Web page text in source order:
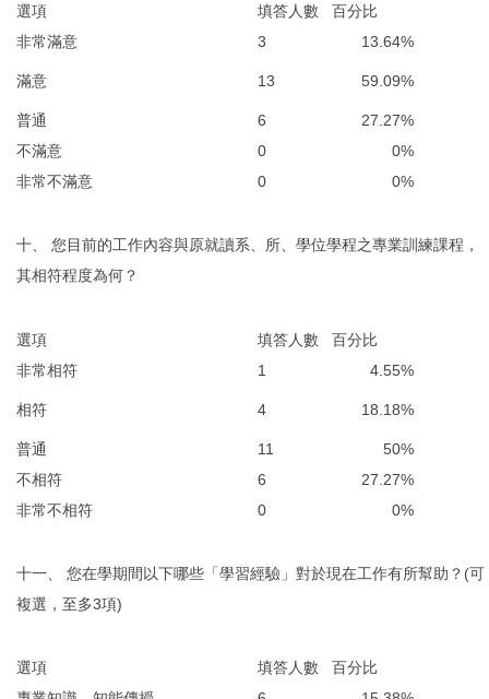
選項 填答人數
百分比
非常滿意
3 13.64%
滿意 13 59.09%
普通 6
27.27%
不滿意
0
0%
非常不滿意
0 0%
十、 您目前的工作內容與原就讀系、所、學位學程之專業訓練課程，
其相符程度為何？
選項 填答人數
百分比
非常相符
1 4.55%
相符 4 18.18%
普通 11
50%
不相符
6
27.27%
非常不相符
0 0%
十一、 您在學期間以下哪些「學習經驗」對於現在工作有所幫助？(可
複選，至多3項)
選項 填答人數
百分比